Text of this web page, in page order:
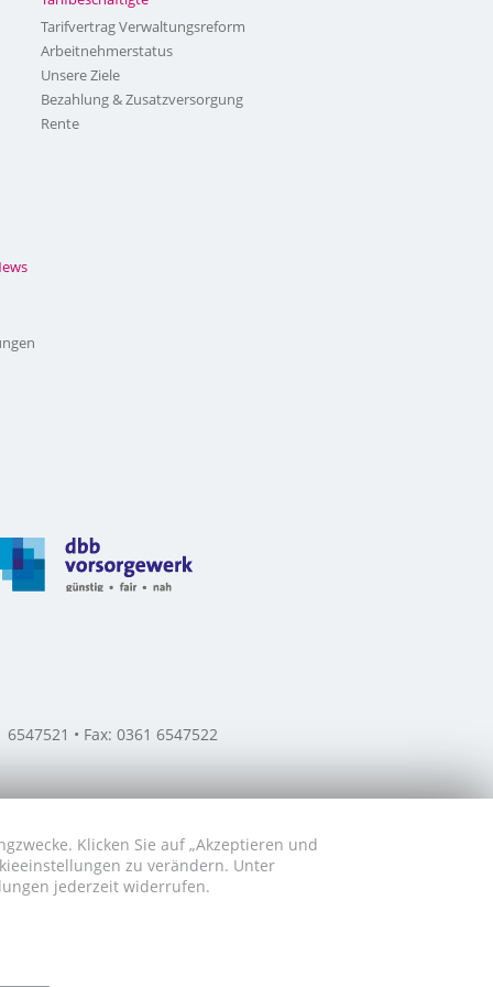
Tarifvertrag Verwaltungsreform
Arbeitnehmerstatus
Unsere Ziele
Bezahlung & Zusatzversorgung
Rente
• Fax: 0361 6547522
Klicken Sie auf „Akzeptieren und
zu verändern. Unter
jederzeit widerrufen.